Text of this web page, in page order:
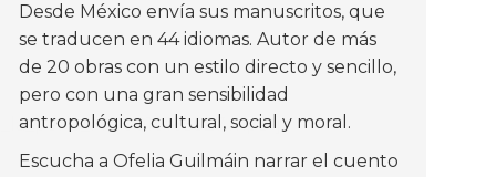
Desde México envía sus manuscritos, que
se traducen en 44 idiomas. Autor de más
de 20 obras con un estilo directo y sencillo,
pero con una gran sensibilidad
antropológica, cultural, social y moral.
Escucha a Ofelia Guilmáin narrar el cuento